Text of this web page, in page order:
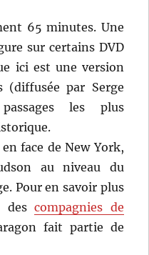
65 minutes. Une
sur certains DVD
ici est une version
(diffusée par Serge
les plus
face de New York,
au niveau du
Pour en savoir plus
descompagnies de
fait partie de